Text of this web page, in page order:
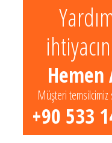
Hemen
Müşteri
+90 533